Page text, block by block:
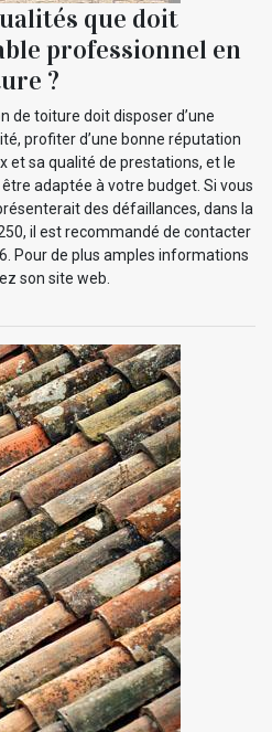
que doit
professionnel en
?
de toiture doit disposer d’une
profiter d’une bonne réputation
et sa qualité de prestations, et le
adaptée à votre budget. Si vous
des défaillances, dans la
il est recommandé de contacter
Pour de plus amples informations
son site web.